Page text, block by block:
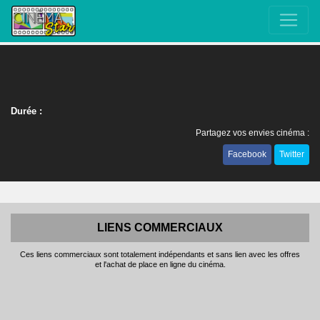
Durée :
Partagez vos envies cinéma :
Facebook Twitter
LIENS COMMERCIAUX
Ces liens commerciaux sont totalement indépendants et sans lien avec les offres
et l'achat de place en ligne du cinéma.